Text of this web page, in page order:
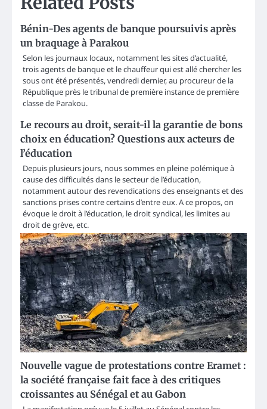
Bénin-Des agents de banque poursuivis après
un braquage à Parakou
Selon les journaux locaux, notamment les sites d’actualité,
trois agents de banque et le chauffeur qui est allé chercher les
sous ont été présentés, vendredi dernier, au procureur de la
République près le tribunal de première instance de première
classe de Parakou.
Le recours au droit, serait-il la garantie de bons
choix en éducation? Questions aux acteurs de
l’éducation
Depuis plusieurs jours, nous sommes en pleine polémique à
cause des difficultés dans le secteur de l’éducation,
notamment autour des revendications des enseignants et des
sanctions prises contre certains d’entre eux. A ce propos, on
évoque le droit à l’éducation, le droit syndical, les limites au
droit de grève, etc.
Nouvelle vague de protestations contre Eramet :
la société française fait face à des critiques
croissantes au Sénégal et au Gabon